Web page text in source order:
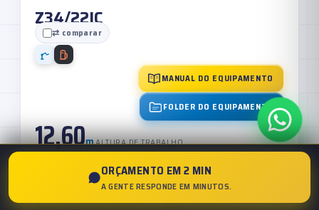
Z34/22IC
⇄ comparar
MANUAL DO EQUIPAMENTO
FOLDER DO EQUIPAMENTO
12,60mALTURA DE TRABALHO
Capacidade
227 kg
Dimensões Motor
ORÇAMENTO EM 2 MIN
A GENTE RESPONDE EM MINUTOS.